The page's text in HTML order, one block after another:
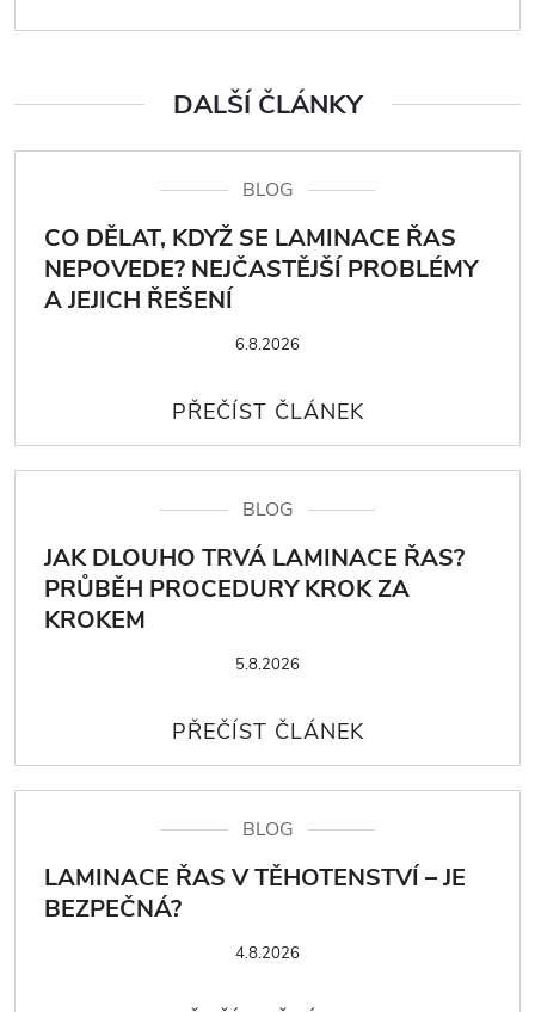
DALŠÍ ČLÁNKY
BLOG
CO DĚLAT, KDYŽ SE LAMINACE ŘAS
NEPOVEDE? NEJČASTĚJŠÍ PROBLÉMY
A JEJICH ŘEŠENÍ
6.8.2026
BLOG
JAK DLOUHO TRVÁ LAMINACE ŘAS?
PRŮBĚH PROCEDURY KROK ZA
KROKEM
5.8.2026
BLOG
LAMINACE ŘAS V TĚHOTENSTVÍ – JE
BEZPEČNÁ?
4.8.2026